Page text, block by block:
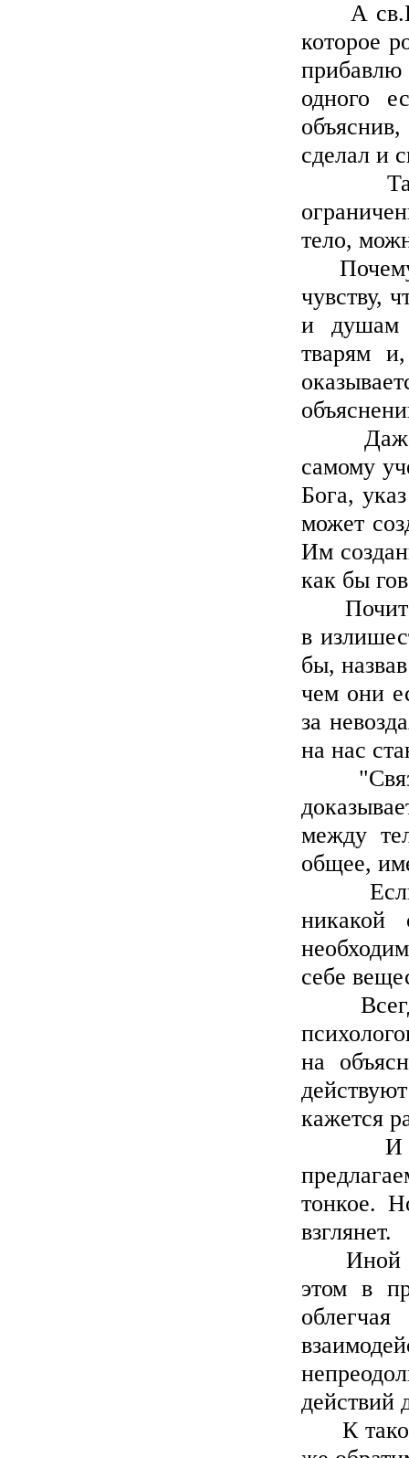
А
которое
прибавлю
одного
сделал и
Таким
тело,
Почему
чувству,
и душам
тварям и,
Даже
самому
Бога,
может
Им
как бы
в
бы,
чем они
за
на нас
"Связь
между
общее,
Если б
себе
Всегда
на
кажется
И вот,
тонкое.
взглянет.
Иной
этом в
действий
К